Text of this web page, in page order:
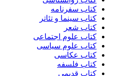
کتاب سفرنامه
کتاب سینما و تئاتر
کتاب شعر
کتاب علوم اجتماعی
کتاب علوم سیاسی
کتاب عکاسی
کتاب فلسفه
کتاب قدیمی